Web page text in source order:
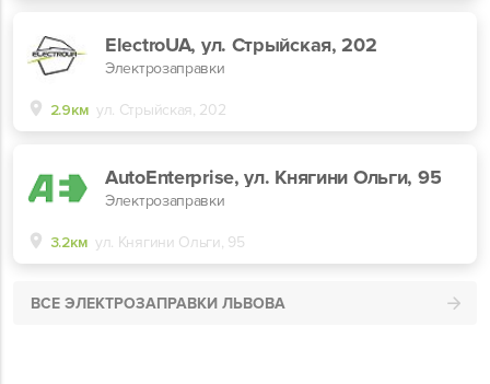
ElectroUA, ул. Стрыйская, 202
Электрозаправки
2.9км ул. Стрыйская, 202
AutoEnterprise, ул. Княгини Ольги, 95
Электрозаправки
3.2км ул. Княгини Ольги, 95
ВСЕ ЭЛЕКТРОЗАПРАВКИ ЛЬВОВА